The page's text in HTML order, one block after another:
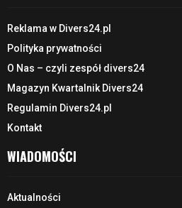
Reklama w Divers24.pl
Polityka prywatności
O Nas – czyli zespół divers24
Magazyn Kwartalnik Divers24
Regulamin Divers24.pl
Kontakt
WIADOMOŚCI
Aktualności